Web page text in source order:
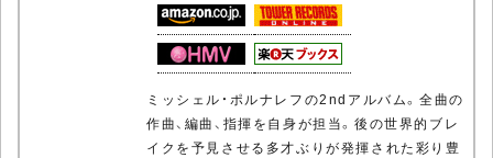
ミッシェル・ポルナレフの2ndアルバム。全曲の
作曲、編曲、指揮を自身が担当。後の世界的ブレ
イクを予見させる多才ぶりが発揮された彩り豊